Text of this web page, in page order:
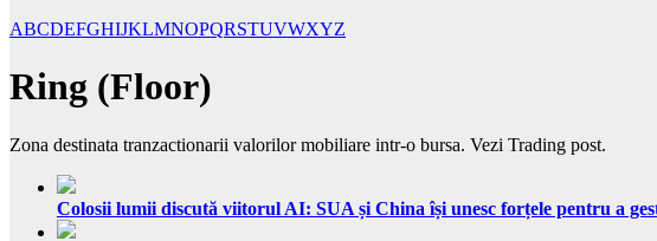
ABCDEFGHIJKLMNOPQRSTUVWXYZ
Ring (Floor)
Zona destinata tranzactionarii valorilor mobiliare intr-o bursa. Vezi Trading post.
Colosii lumii discută viitorul AI: SUA și China își unesc forțele pentru a